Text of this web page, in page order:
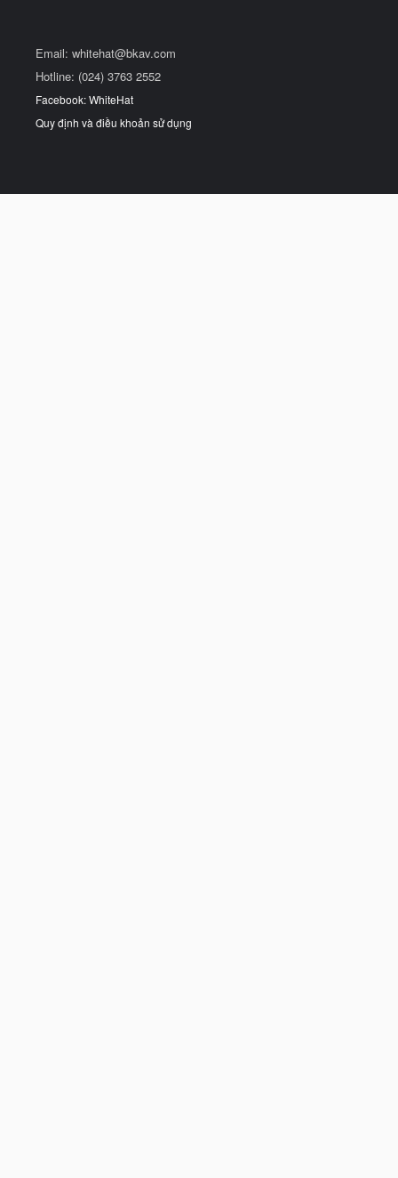
Email: whitehat@bkav.com
Hotline: (024) 3763 2552
Facebook: WhiteHat
Quy định và điều khoản sử dụng